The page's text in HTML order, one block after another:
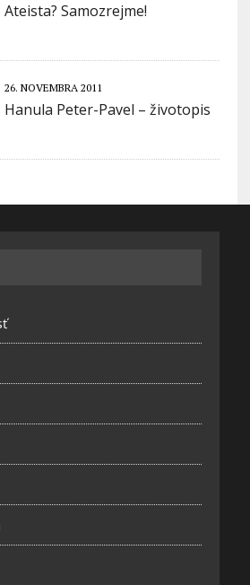
Ateista? Samozrejme!
26. NOVEMBRA 2011
Hanula Peter-Pavel – životopis